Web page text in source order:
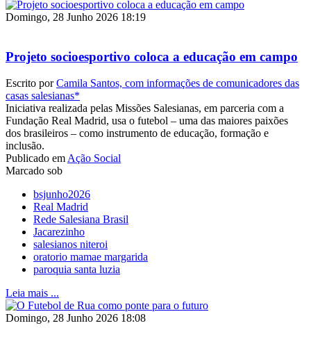
Domingo, 28 Junho 2026 18:19
Projeto socioesportivo coloca a educação em campo
Escrito porCamila Santos, com informações de comunicadores das
casas salesianas*
Iniciativa realizada pelas Missões Salesianas, em parceria com a
Fundação Real Madrid, usa o futebol – uma das maiores paixões
dos brasileiros – como instrumento de educação, formação e
inclusão.
Publicado emAção Social
Marcado sob
bsjunho2026
Real Madrid
Rede Salesiana Brasil
Jacarezinho
salesianos niteroi
oratorio mamae margarida
paroquia santa luzia
Leia mais ...
Domingo, 28 Junho 2026 18:08